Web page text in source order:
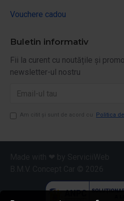
Vouchere cadou
Buletin informativ
Fii la curent cu noutățile și
newsletter-ul nostru
Am citit şi sunt de acord cu Politica